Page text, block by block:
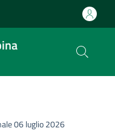
06 luglio 2026